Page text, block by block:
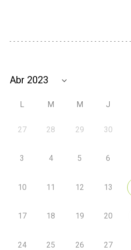
L M M J
27 28 29 30
3 4 5 6
10 11 12 13
17 18 19 20
24 25 26 27